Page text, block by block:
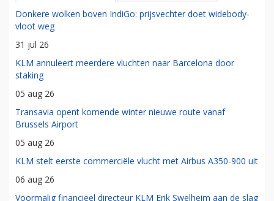
Donkere wolken boven IndiGo: prijsvechter doet widebody-
vloot weg
31 jul 26
KLM annuleert meerdere vluchten naar Barcelona door
staking
05 aug 26
Transavia opent komende winter nieuwe route vanaf
Brussels Airport
05 aug 26
KLM stelt eerste commerciële vlucht met Airbus A350-900 uit
06 aug 26
Voormalig financieel directeur KLM Erik Swelheim aan de slag